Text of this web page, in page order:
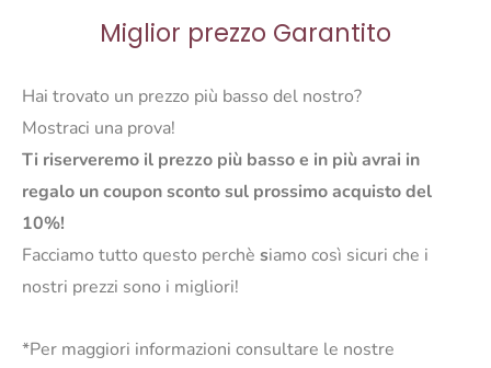
Miglior prezzo Garantito
Hai trovato un prezzo più basso del nostro?
Mostraci una prova!
Ti riserveremo il prezzo più basso e in più avrai in
regalo un coupon sconto sul prossimo acquisto del
10%!
Facciamo tutto questo perchè siamo così sicuri che i
nostri prezzi sono i migliori!
*Per maggiori informazioni consultare le nostre